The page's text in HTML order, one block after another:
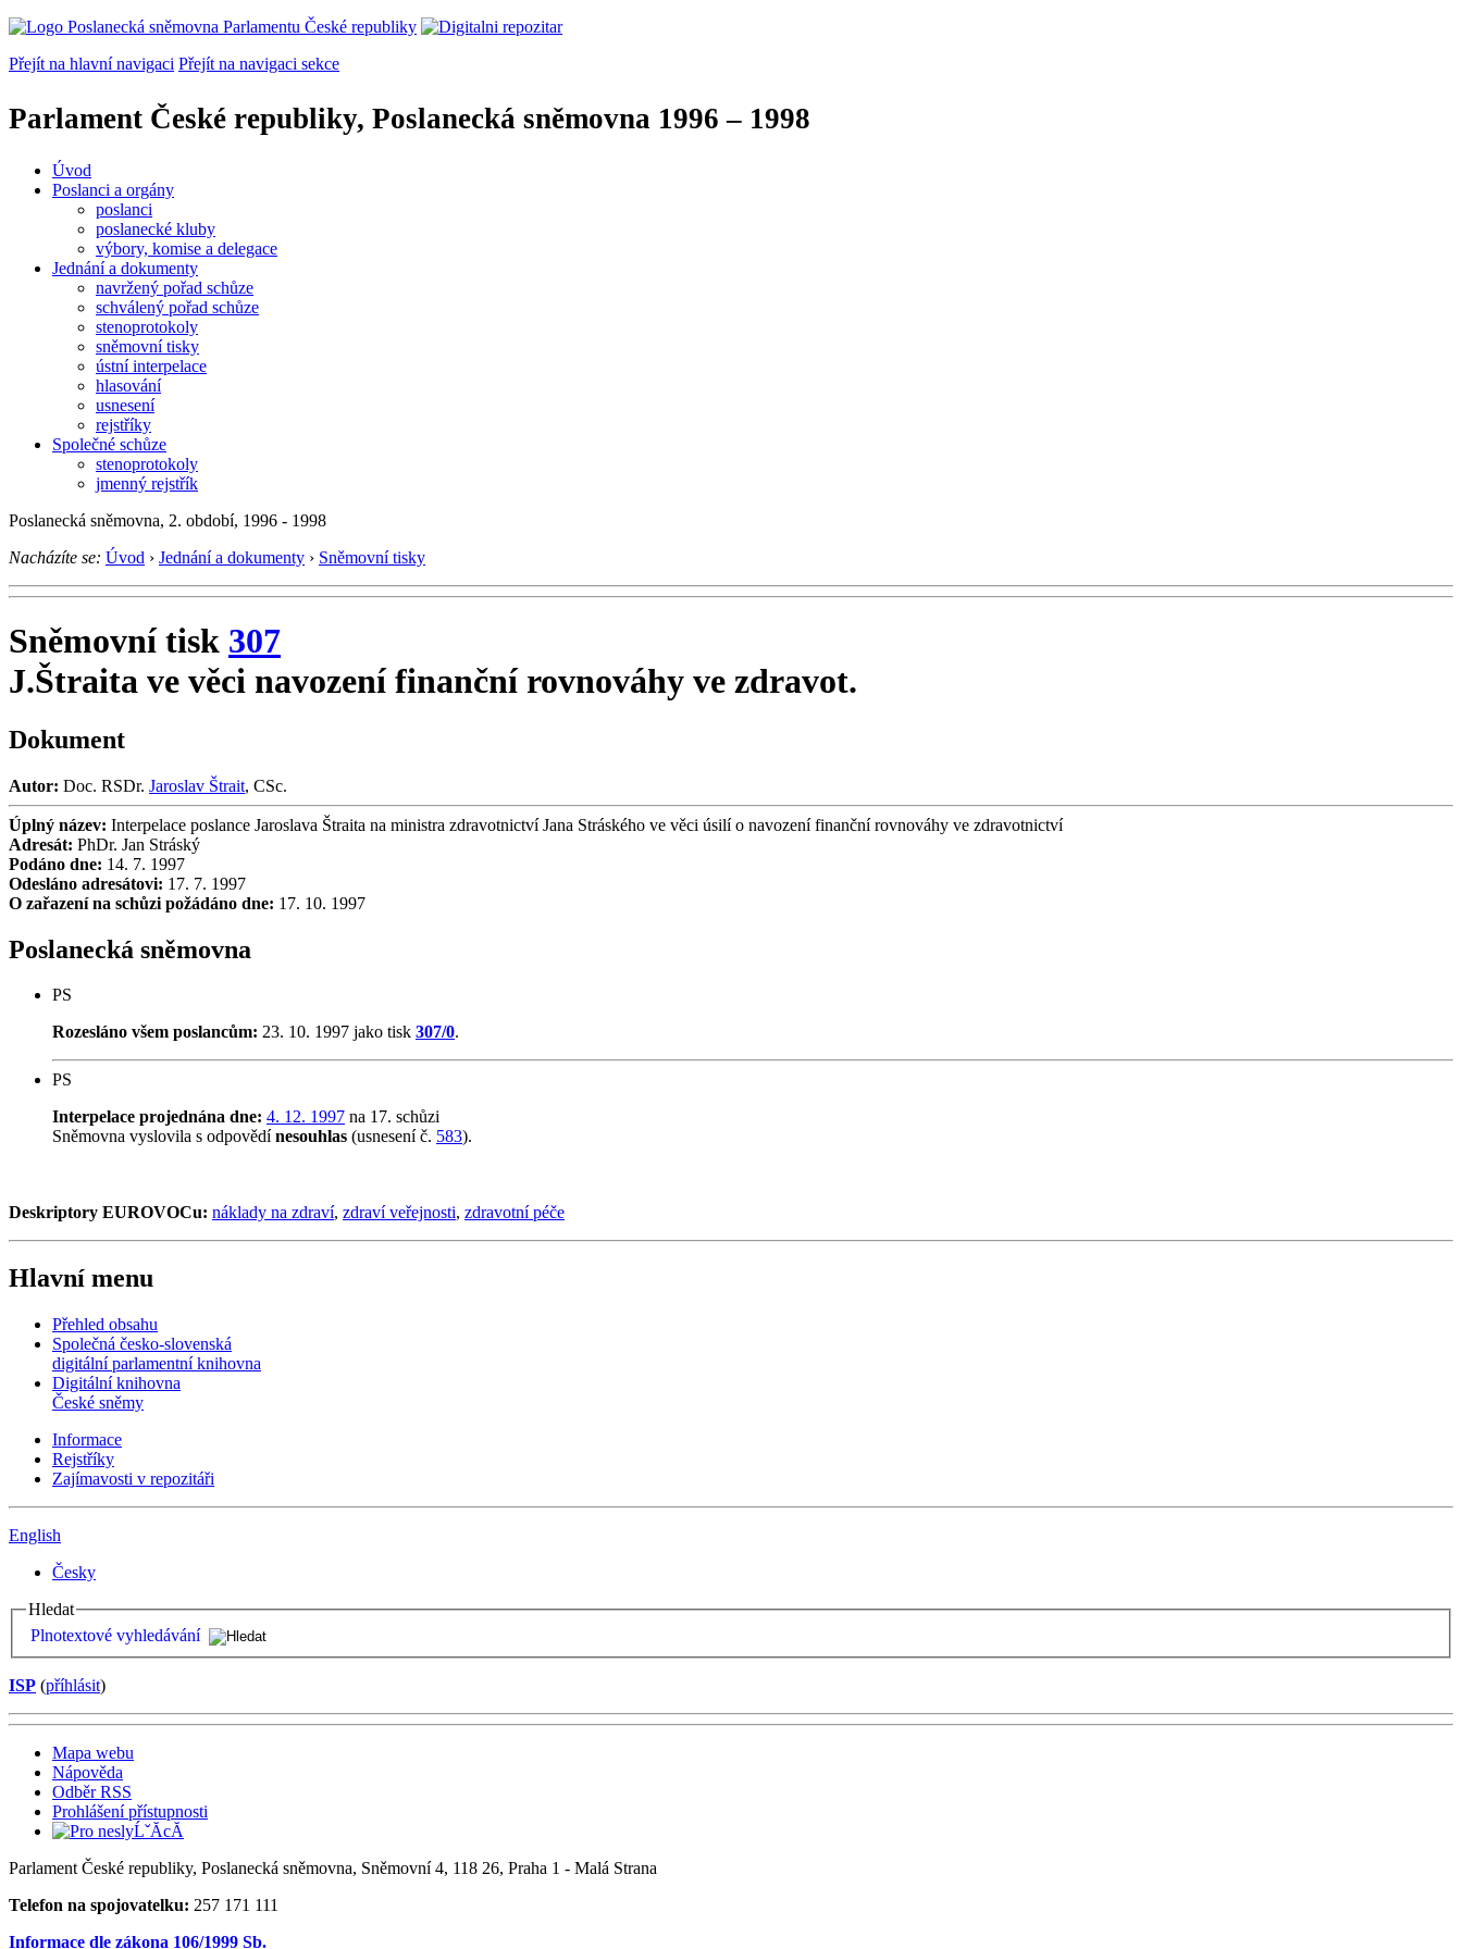
Přejít na hlavní navigaci Přejít na navigaci sekce
Parlament České republiky, Poslanecká sněmovna 1996 – 1998
Úvod
Poslanci a orgány
poslanci
poslanecké kluby
výbory, komise a delegace
Jednání a dokumenty
navržený pořad schůze
schválený pořad schůze
stenoprotokoly
sněmovní tisky
ústní interpelace
hlasování
usnesení
rejstříky
Společné schůze
stenoprotokoly
jmenný rejstřík
Poslanecká sněmovna, 2. období, 1996 - 1998
Nacházíte se: Úvod › Jednání a dokumenty › Sněmovní tisky
Sněmovní tisk 307
J.Štraita ve věci navození finanční rovnováhy ve zdravot.
Dokument
Autor: Doc. RSDr. Jaroslav Štrait, CSc.
Úplný název: Interpelace poslance Jaroslava Štraita na ministra zdravotnictví Jana Stráského ve věci úsilí o navození finanční rovnováhy ve zdravotnictví
Adresát: PhDr. Jan Stráský
Podáno dne: 14. 7. 1997
Odesláno adresátovi: 17. 7. 1997
O zařazení na schůzi požádáno dne: 17. 10. 1997
Poslanecká sněmovna
PS
Rozesláno všem poslancům: 23. 10. 1997 jako tisk 307/0.
PS
Interpelace projednána dne: 4. 12. 1997 na 17. schůzi
Sněmovna vyslovila s odpovědí nesouhlas (usnesení č. 583).
Deskriptory EUROVOCu: náklady na zdraví, zdraví veřejnosti, zdravotní péče
Hlavní menu
Přehled obsahu
Společná česko-slovenská
digitální parlamentní knihovna
Digitální knihovna
České sněmy
Informace
Rejstříky
Zajímavosti v repozitáři
English
Česky
Hledat
Plnotextové vyhledávání
ISP (příhlásit)
Mapa webu
Nápověda
Odběr RSS
Prohlášení přístupnosti
Parlament České republiky, Poslanecká sněmovna, Sněmovní 4, 118 26, Praha 1 - Malá Strana
Telefon na spojovatelku: 257 171 111
Informace dle zákona 106/1999 Sb.